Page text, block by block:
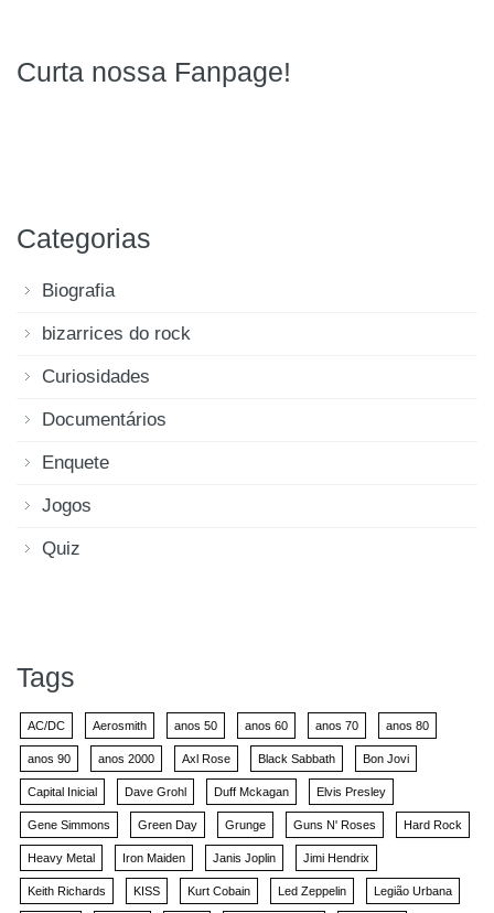
Curta nossa Fanpage!
Categorias
Biografia
bizarrices do rock
Curiosidades
Documentários
Enquete
Jogos
Quiz
Tags
AC/DC Aerosmith anos 50 anos 60 anos 70 anos 80
anos 90 anos 2000 Axl Rose Black Sabbath Bon Jovi
Capital Inicial Dave Grohl Duff Mckagan Elvis Presley
Gene Simmons Green Day Grunge Guns N' Roses Hard Rock
Heavy Metal Iron Maiden Janis Joplin Jimi Hendrix
Keith Richards KISS Kurt Cobain Led Zeppelin Legião Urbana